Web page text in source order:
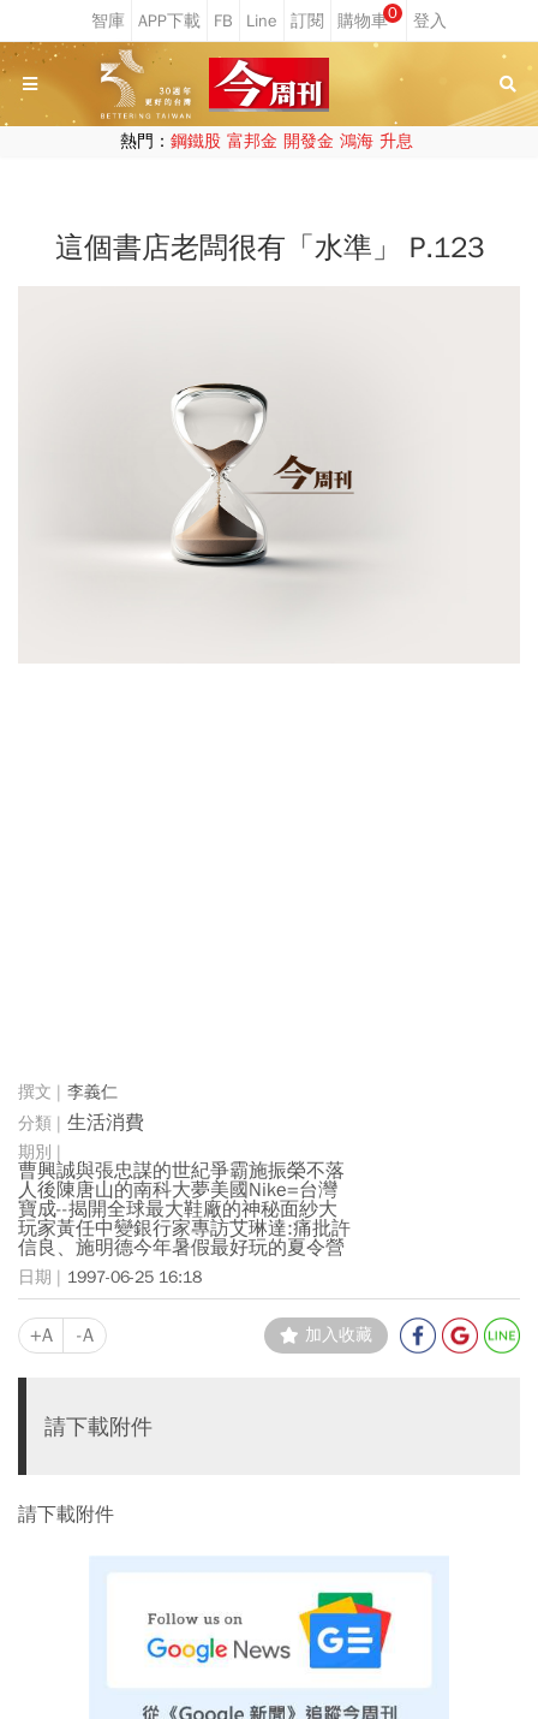
0
熱門： 鋼鐵股 富邦金 開發金 鴻海 升息
這個書店老闆很有「水準」 P.123
李義仁
生活消費
曹興誠與張忠謀的世紀爭霸施振榮不落
人後陳唐山的南科大夢美國Nike=台灣
寶成--揭開全球最大鞋廠的神秘面紗大
玩家黃任中變銀行家專訪艾琳達:痛批許
信良、施明德今年暑假最好玩的夏令營
1997-06-25 16:18
+A -A 加入收藏
請下載附件
請下載附件